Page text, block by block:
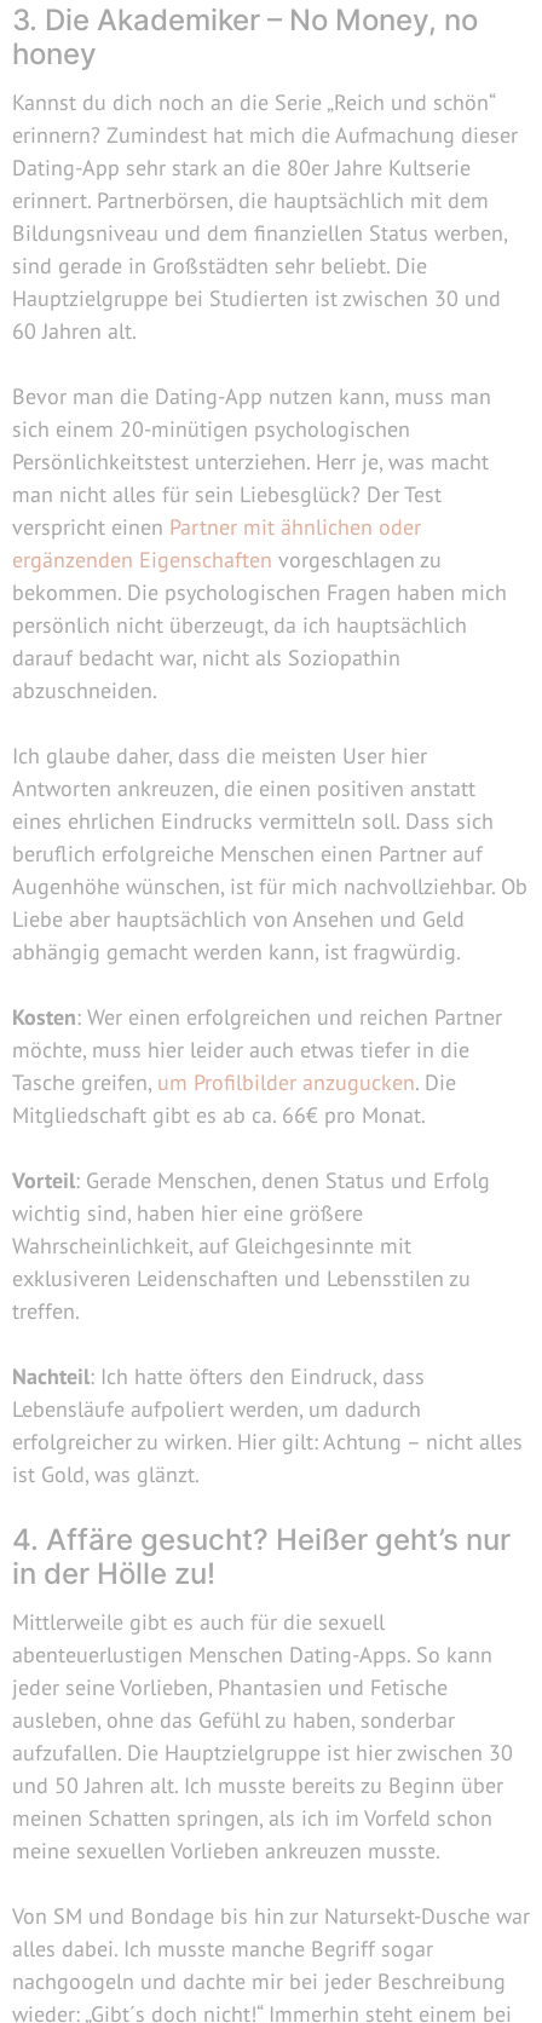
3. Die Akademiker – No Money, no
honey
Kannst du dich noch an die Serie „Reich und schön“
erinnern? Zumindest hat mich die Aufmachung dieser
Dating-App sehr stark an die 80er Jahre Kultserie
erinnert. Partnerbörsen, die hauptsächlich mit dem
Bildungsniveau und dem finanziellen Status werben,
sind gerade in Großstädten sehr beliebt. Die
Hauptzielgruppe bei Studierten ist zwischen 30 und
60 Jahren alt.
Bevor man die Dating-App nutzen kann, muss man
sich einem 20-minütigen psychologischen
Persönlichkeitstest unterziehen. Herr je, was macht
man nicht alles für sein Liebesglück? Der Test
verspricht einen Partner mit ähnlichen oder
ergänzenden Eigenschaften vorgeschlagen zu
bekommen. Die psychologischen Fragen haben mich
persönlich nicht überzeugt, da ich hauptsächlich
darauf bedacht war, nicht als Soziopathin
abzuschneiden.
Ich glaube daher, dass die meisten User hier
Antworten ankreuzen, die einen positiven anstatt
eines ehrlichen Eindrucks vermitteln soll. Dass sich
beruflich erfolgreiche Menschen einen Partner auf
Augenhöhe wünschen, ist für mich nachvollziehbar. Ob
Liebe aber hauptsächlich von Ansehen und Geld
abhängig gemacht werden kann, ist fragwürdig.
Kosten: Wer einen erfolgreichen und reichen Partner
möchte, muss hier leider auch etwas tiefer in die
Tasche greifen, um Profilbilder anzugucken. Die
Mitgliedschaft gibt es ab ca. 66€ pro Monat.
Vorteil: Gerade Menschen, denen Status und Erfolg
wichtig sind, haben hier eine größere
Wahrscheinlichkeit, auf Gleichgesinnte mit
exklusiveren Leidenschaften und Lebensstilen zu
treffen.
Nachteil: Ich hatte öfters den Eindruck, dass
Lebensläufe aufpoliert werden, um dadurch
erfolgreicher zu wirken. Hier gilt: Achtung – nicht alles
ist Gold, was glänzt.
4. Affäre gesucht? Heißer geht’s nur
in der Hölle zu!
Mittlerweile gibt es auch für die sexuell
abenteuerlustigen Menschen Dating-Apps. So kann
jeder seine Vorlieben, Phantasien und Fetische
ausleben, ohne das Gefühl zu haben, sonderbar
aufzufallen. Die Hauptzielgruppe ist hier zwischen 30
und 50 Jahren alt. Ich musste bereits zu Beginn über
meinen Schatten springen, als ich im Vorfeld schon
meine sexuellen Vorlieben ankreuzen musste.
Von SM und Bondage bis hin zur Natursekt-Dusche war
alles dabei. Ich musste manche Begriff sogar
nachgoogeln und dachte mir bei jeder Beschreibung
wieder: „Gibt´s doch nicht!“ Immerhin steht einem bei